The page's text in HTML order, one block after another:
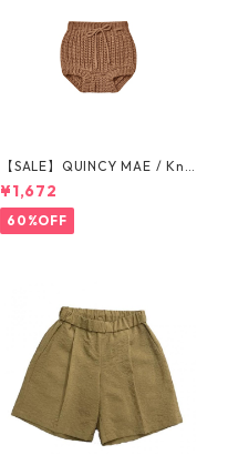
【SALE】QUINCY MAE / Knit
Tie Bloomer (12-18M/18-24
M/2-3Y)
¥1,672
60%OFF